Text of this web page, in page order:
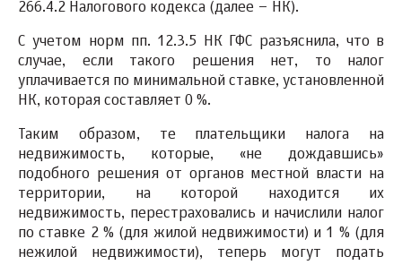
266.4.2 Налогового кодекса (далее – НК).
С учетом норм пп. 12.3.5 НК ГФС разъяснила, что в
случае, если такого решения нет, то налог
уплачивается по минимальной ставке, установленной
НК, которая составляет 0 %.
Таким образом, те плательщики налога на
недвижимость, которые, «не дождавшись»
подобного решения от органов местной власти на
территории, на которой находится их
недвижимость, перестраховались и начислили налог
по ставке 2 % (для жилой недвижимости) и 1 % (для
нежилой недвижимости), теперь могут подать